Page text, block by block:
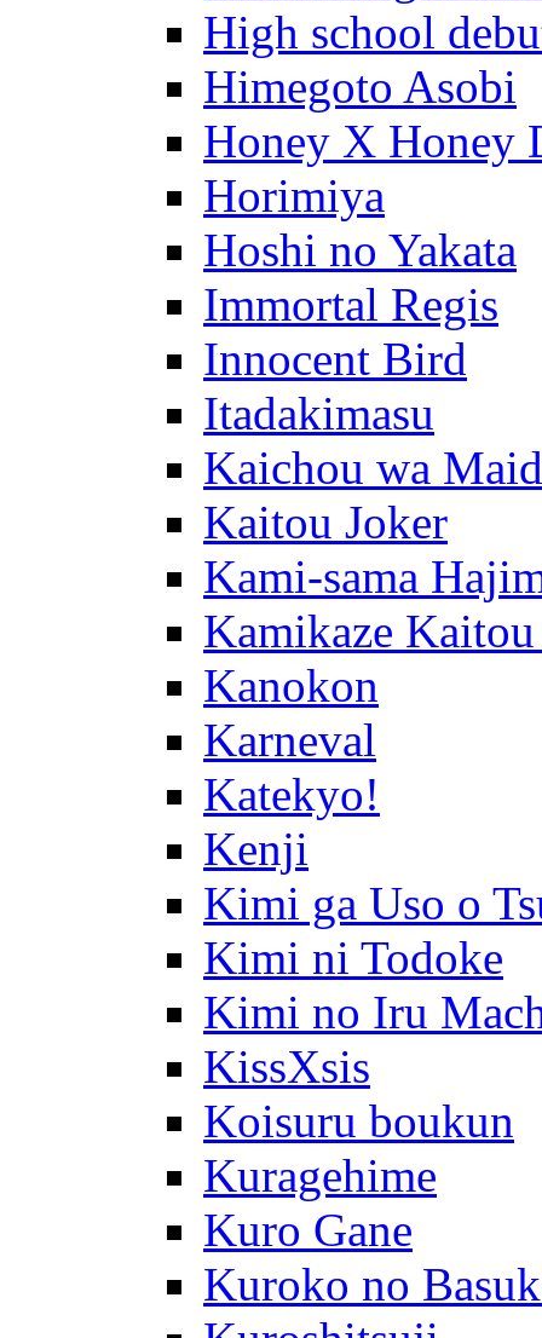
High school
Himegoto Asobi
Honey X Honey
Horimiya
Hoshi no Yakata
Immortal Regis
Innocent Bird
Itadakimasu
Kaichou wa
Kaitou Joker
Kami-sama
Kamikaze Kaitou
Kanokon
Karneval
Katekyo!
Kenji
Kimi ga Uso o
Kimi ni Todoke
Kimi no Iru
KissXsis
Koisuru boukun
Kuragehime
Kuro Gane
Kuroko no